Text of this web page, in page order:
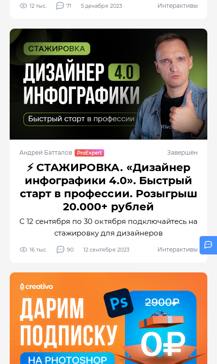
12 тыс. 71 5 декабря 2023 Интерактивы
Андрей Батталов Завершён
⚡️ СТАЖИРОВКА. «Дизайнер
инфографики 4.0». Быстрый
старт в профессии. Розыгрыш
20.000+ рублей
С 12 сентября по 30 октября подключайтесь на
стажировку для дизайнеров
16 тыс. 90 12 сентября 2023 Интерактивы